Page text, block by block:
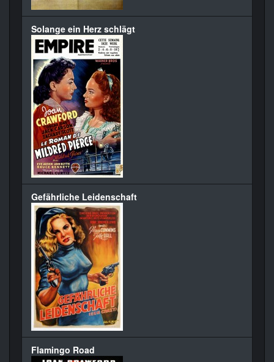
Solange ein Herz schlägt
Gefährliche Leidenschaft
Flamingo Road